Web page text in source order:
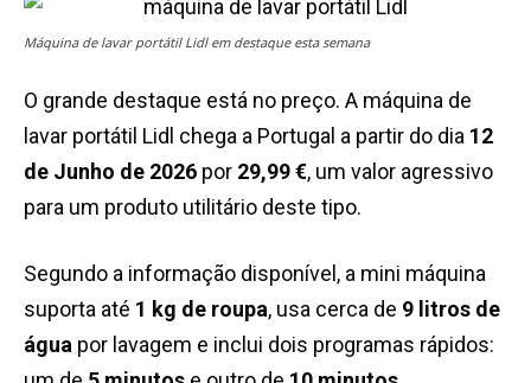
Máquina de lavar portátil Lidl em destaque esta semana
O grande destaque está no preço. A máquina de
lavar portátil Lidl chega a Portugal a partir do dia 12
de Junho de 2026 por 29,99 €, um valor agressivo
para um produto utilitário deste tipo.
Segundo a informação disponível, a mini máquina
suporta até 1 kg de roupa, usa cerca de 9 litros de
água por lavagem e inclui dois programas rápidos: